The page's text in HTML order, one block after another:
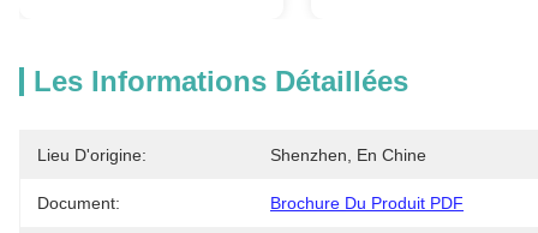
Les Informations Détaillées
Lieu D'origine: Shenzhen, En Chine
Document: Brochure Du Produit PDF